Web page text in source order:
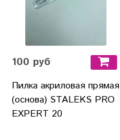
100 руб
Пилка акриловая прямая
(основа) STALEKS PRO
EXPERT 20